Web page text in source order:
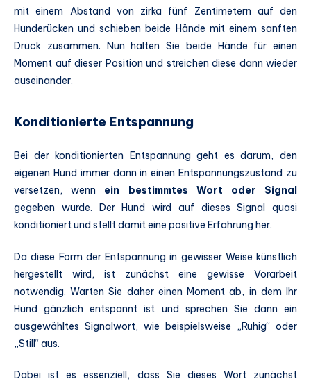
mit einem Abstand von zirka fünf Zentimetern auf den
Hunderücken und schieben beide Hände mit einem sanften
Druck zusammen. Nun halten Sie beide Hände für einen
Moment auf dieser Position und streichen diese dann wieder
auseinander.
Konditionierte Entspannung
Bei der konditionierten Entspannung geht es darum, den
eigenen Hund immer dann in einen Entspannungszustand zu
versetzen, wenn ein bestimmtes Wort oder Signal
gegeben wurde. Der Hund wird auf dieses Signal quasi
konditioniert und stellt damit eine positive Erfahrung her.
Da diese Form der Entspannung in gewisser Weise künstlich
hergestellt wird, ist zunächst eine gewisse Vorarbeit
notwendig. Warten Sie daher einen Moment ab, in dem Ihr
Hund gänzlich entspannt ist und sprechen Sie dann ein
ausgewähltes Signalwort, wie beispielsweise „Ruhig“ oder
„Still“ aus.
Dabei ist es essenziell, dass Sie dieses Wort zunächst